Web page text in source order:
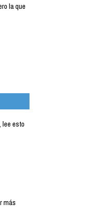
la que
lee esto
más